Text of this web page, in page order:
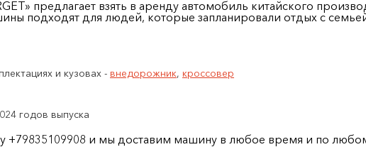
предлагает взять в аренду автомобиль китайского
подходят для людей, которые запланировали отдых с
и кузовах - внедорожник, кроссовер
годов выпуска
+79835109908 и мы доставим машину в любое время и по